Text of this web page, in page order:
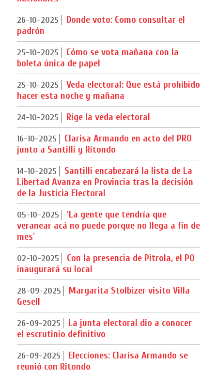
26-10-2025
Donde voto: Como consultar el
padrón
25-10-2025
Cómo se vota mañana con la
boleta única de papel
25-10-2025
Veda electoral: Que está prohibido
hacer esta noche y mañana
24-10-2025 Rige la veda electoral
16-10-2025
Clarisa Armando en acto del PRO
junto a Santilli y Ritondo
14-10-2025
Santilli encabezará la lista de La
Libertad Avanza en Provincia tras la decisión
de la Justicia Electoral
05-10-2025
'La gente que tendría que
veranear acá no puede porque no llega a fin de
mes´
02-10-2025
Con la presencia de Pitrola, el PO
inaugurará su local
28-09-2025
Margarita Stolbizer visito Villa
Gesell
26-09-2025
La junta electoral dio a conocer
el escrutinio definitivo
26-09-2025
Elecciones: Clarisa Armando se
reunió con Ritondo